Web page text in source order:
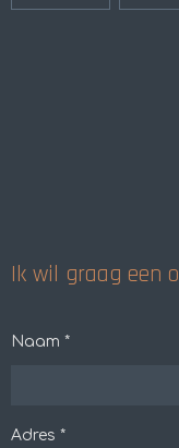
Ik wil graag een
Naam *
Adres *